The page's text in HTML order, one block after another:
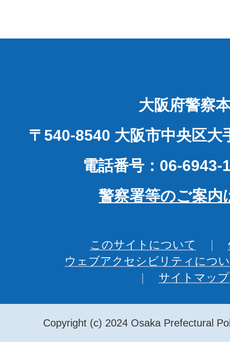
大阪府警察
〒540-8540 大阪市中央区大
電話番号：06-6943-
警察署等のご案内
このサイトについて
ウェブアクセシビリティにつ
サイトマップ
Copyright (c) 2024 Osaka Prefectural